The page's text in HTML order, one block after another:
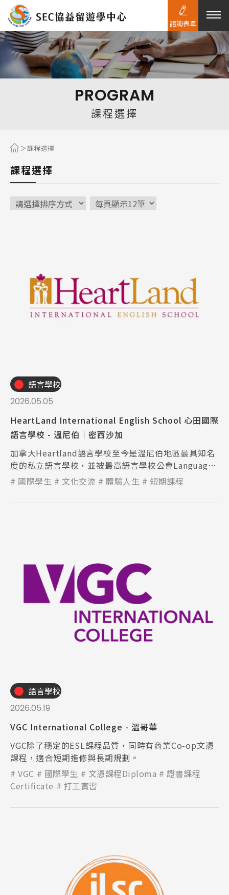
熱門搜尋：
PROGRAM
課程選擇
課程選擇
課程選擇
語言學校
2026.05.05
HeartLand International English School 心田國際
語言學校 - 溫尼伯｜密西沙加
加拿大Heartland語言學校至今是溫尼伯地區最具知名
度的私立語言學校，並被最高語言學校公會Languages
Canada給認證最家語言學校之一。
國際學生 文化交流 體驗人生 短期課程
語言學校
2026.05.19
VGC International College - 溫哥華
VGC除了穩定的ESL課程品質，同時有商業Co-op文憑
課程，適合短期進修與長期規劃。
VGC
國際學生 文憑課程Diploma
證書課程
Certificate
打工實習
諮詢表單